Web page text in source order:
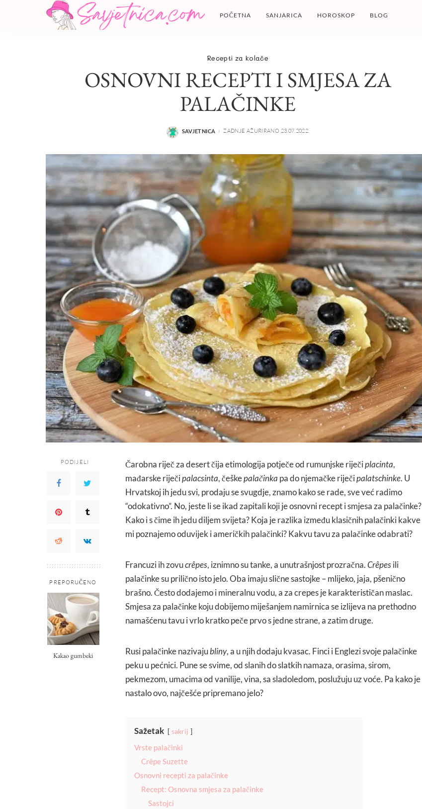
POČETNA SANJARICA HOROSKOP BLOG
Recepti za kolače
OSNOVNI RECEPTI I SMJESA ZA
PALAČINKE
POSTED
SAVJETNICA ZADNJE AŽURIRANO 23.07.2022.
PODIJELI
PREPORUČENO
Kakao gumbeki
Čarobna riječ za desert čija etimologija potječe od rumunjske riječiplacinta,
mađarske riječipalacsinta, češkepalačinka pa do njemačke riječipalatschinke. U
Hrvatskoj ih jedu svi, prodaju se svugdje, znamo kako se rade, sve već radimo
“odokativno”. No, jeste li se ikad zapitali koji je osnovni recept i smjesa za palačinke?
Kako i s čime ih jedu diljem svijeta? Koja je razlika između klasičnih palačinki kakve
mi poznajemo oduvijek i američkih palačinki? Kakvu tavu za palačinke odabrati?
Francuzi ih zovucrêpes, iznimno su tanke, a unutrašnjost prozračna.Crêpesili
palačinke su prilično isto jelo. Oba imaju slične sastojke – mlijeko, jaja, pšenično
brašno. Često dodajemo i mineralnu vodu, a za crepes je karakterističan maslac.
Smjesa za palačinke koju dobijemo miješanjem namirnica se izlijeva na prethodno
namašćenu tavu i vrlo kratko peče prvo s jedne strane, a zatim druge.
Rusi palačinke nazivajubliny, a u njih dodaju kvasac. Finci i Englezi svoje palačinke
peku u pećnici. Pune se svime, od slanih do slatkih namaza, orasima, sirom,
pekmezom, umacima od vanilije, vina, sa sladoledom, poslužuju uz voće. Pa kako je
nastalo ovo, najčešće pripremano jelo?
Sažetak sakrij
Vrste palačinki
Crêpe Suzette
Osnovni recepti za palačinke
Recept: Osnovna smjesa za palačinke
Sastojci